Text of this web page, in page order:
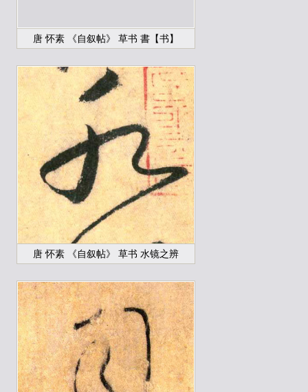
唐 怀素 《自叙帖》 草书 書【书】
唐 怀素 《自叙帖》 草书 水镜之辨